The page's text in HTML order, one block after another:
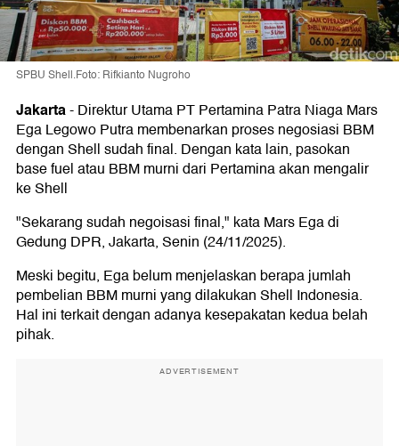
SPBU Shell.Foto: Rifkianto Nugroho
Jakarta-Direktur Utama PT Pertamina Patra Niaga Mars
Ega Legowo Putra membenarkan proses negosiasi BBM
dengan Shell sudah final. Dengan kata lain, pasokan
base fuel atau BBM murni dari Pertamina akan mengalir
ke Shell
"Sekarang sudah negoisasi final," kata Mars Ega di
Gedung DPR, Jakarta, Senin (24/11/2025).
Meski begitu, Ega belum menjelaskan berapa jumlah
pembelian BBM murni yang dilakukan Shell Indonesia.
Hal ini terkait dengan adanya kesepakatan kedua belah
pihak.
ADVERTISEMENT